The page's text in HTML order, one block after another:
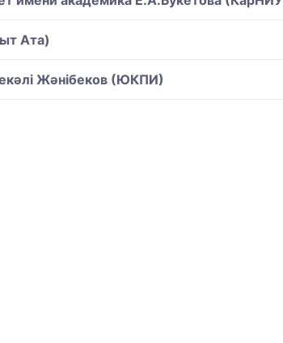
Ата)
Жәнібеков (ЮКПИ)